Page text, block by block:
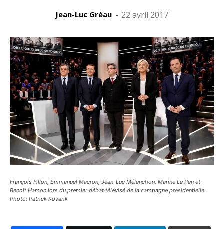
Jean-Luc Gréau - 22 avril 2017
François Fillon, Emmanuel Macron, Jean-Luc Mélenchon, Marine Le Pen et
Benoît Hamon lors du premier débat télévisé de la campagne présidentielle.
Photo: Patrick Kovarik